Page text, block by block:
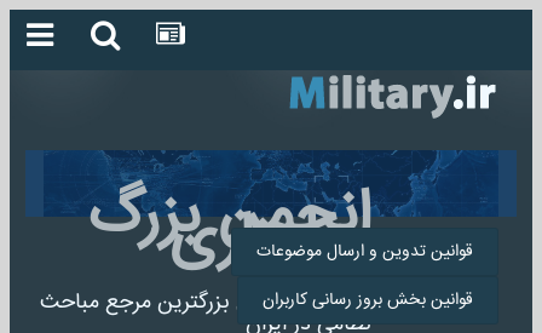
انجمن بزرگ
میلیتاری
انجمن میلیتاری بزرگترین مرجع مباحث
نظامی در ایران
قوانین تدوین و ارسال موضوعات
قوانین بخش بروز رسانی کاربران